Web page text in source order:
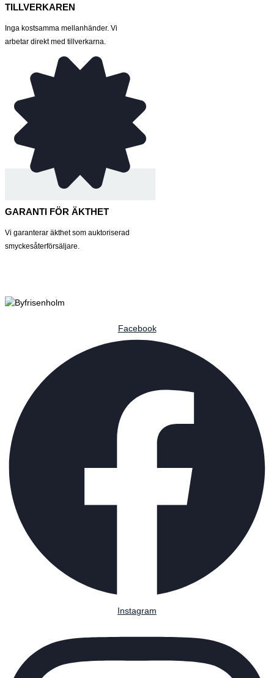
TILLVERKAREN
Inga kostsamma mellanhänder. Vi
arbetar direkt med tillverkarna.
GARANTI FÖR ÄKTHET
Vi garanterar äkthet som auktoriserad
smyckesåterförsäljare.
Facebook
Instagram